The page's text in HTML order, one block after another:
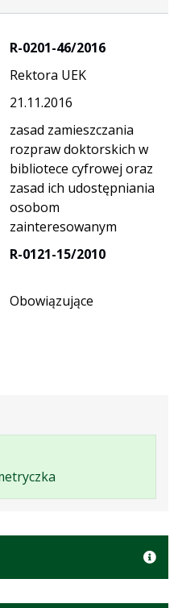
R-0201-46/2016
Rektora UEK
21.11.2016
zasad zamieszczania
rozpraw doktorskich w
bibliotece cyfrowej oraz
zasad ich udostępniania
osobom
zainteresowanym
R-0121-15/2010
Obowiązujące